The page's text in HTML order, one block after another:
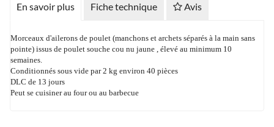
En savoir plus Fiche technique Avis
Morceaux d'ailerons de poulet (manchons et archets séparés à la main sans
pointe) issus de poulet souche cou nu jaune , élevé au minimum 10
semaines.
Conditionnés sous vide par 2 kg environ 40 pièces
DLC de 13 jours
Peut se cuisiner au four ou au barbecue